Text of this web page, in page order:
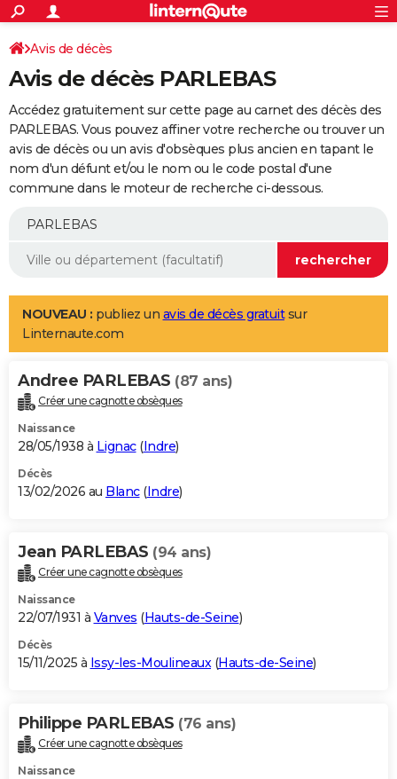
ACTUALITÉS
Politique
Société
Faits Divers
Education
Monde
Villes
+
SPORT
Coupe du monde 2026
Football
Tennis
Cyclisme
Rugby
Forum
Programme TV
TNT
Streaming
Cinéma
Sorties cinéma
Musique
+
FINANCE
Retraite
Epargne
Immobilier
Risques naturels par ville
Banque
Assurance
AUTO
Essais
Réserver un essai
Citadines
Berlines
SUV
Forum auto
+
Mobiles
Meilleur smartphone
Internet
Ordinateurs
Jeux vidéo
Guide high-tech
Aménagement intérieur
LIFESTYLE
Art de vivre
Bien-être
Loisirs
Mode
Modes de vie
Alimentation
Guide de la santé
Maladies
Médicaments
Sommeil
VOYAGE
Destinations
City break
Voyage nature
Voyage de noces
Forum
Climat
+PHOTO
GUIDES D'ACHAT
BONS PLANS
Carte de Noël
Carte Bonne année
Carte Saint-Valentin
Carte Pâques
Carte d'anniversaire
DICTIONNAIRE
Dictionnaire
Biographies
Citations
Expressions
Proverbes
PROGRAMME TV
S'inscrire
Se connecter
Lycées
Collèges
Primaires
Universités
Entreprises
Service militaire
Avis de recherche
AVIS DE DÉCÈS
Bricolage
Lifestyle
Culture
Sport
Auto
Television
Voyage
Cinema
Avis de décès
Avis de décès PARLEBAS
Accédez gratuitement sur cette page au carnet des décès des
PARLEBAS. Vous pouvez affiner votre recherche ou trouver un
avis de décès ou un avis d'obsèques plus ancien en tapant le
nom d'un défunt et/ou le nom ou le code postal d'une
commune dans le moteur de recherche ci-dessous.
NOUVEAU : publiez un avis de décès gratuitsur
Linternaute.com
Andree PARLEBAS (87 ans)
Créer une cagnotte obsèques
Naissance
28/05/1938 à Lignac(Indre)
Décès
13/02/2026 au Blanc(Indre)
Jean PARLEBAS (94 ans)
Créer une cagnotte obsèques
Naissance
22/07/1931 à Vanves (Hauts-de-Seine)
Décès
15/11/2025 à Issy-les-Moulineaux(Hauts-de-Seine)
Philippe PARLEBAS (76 ans)
Créer une cagnotte obsèques
Naissance